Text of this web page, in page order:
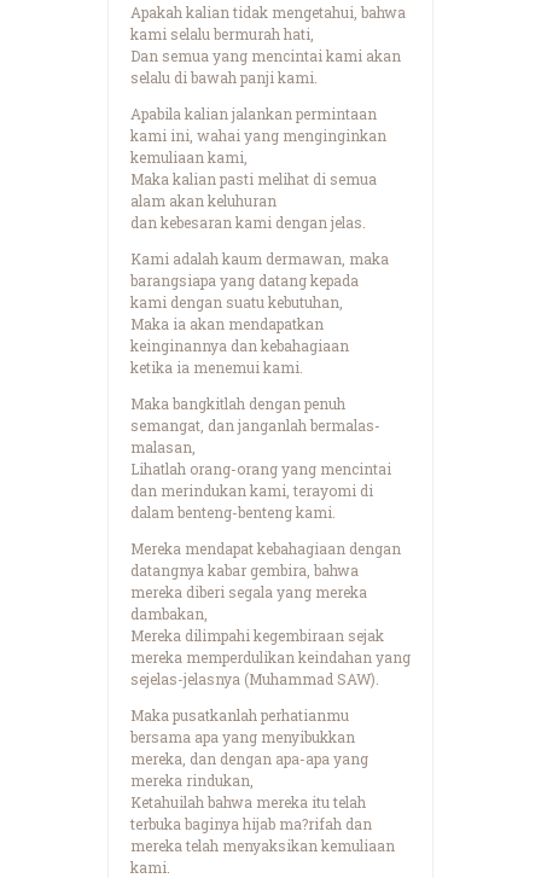
Apakah kalian tidak mengetahui, bahwa
kami selalu bermurah hati,
Dan semua yang mencintai kami akan
selalu di bawah panji kami.
Apabila kalian jalankan permintaan
kami ini, wahai yang menginginkan
kemuliaan kami,
Maka kalian pasti melihat di semua
alam akan keluhuran
dan kebesaran kami dengan jelas.
Kami adalah kaum dermawan, maka
barangsiapa yang datang kepada
kami dengan suatu kebutuhan,
Maka ia akan mendapatkan
keinginannya dan kebahagiaan
ketika ia menemui kami.
Maka bangkitlah dengan penuh
semangat, dan janganlah bermalas-
malasan,
Lihatlah orang-orang yang mencintai
dan merindukan kami, terayomi di
dalam benteng-benteng kami.
Mereka mendapat kebahagiaan dengan
datangnya kabar gembira, bahwa
mereka diberi segala yang mereka
dambakan,
Mereka dilimpahi kegembiraan sejak
mereka memperdulikan keindahan yang
sejelas-jelasnya (Muhammad SAW).
Maka pusatkanlah perhatianmu
bersama apa yang menyibukkan
mereka, dan dengan apa-apa yang
mereka rindukan,
Ketahuilah bahwa mereka itu telah
terbuka baginya hijab ma?rifah dan
mereka telah menyaksikan kemuliaan
kami.